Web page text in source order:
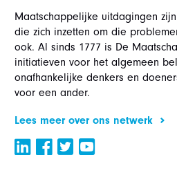
Maatschappelijke uitdagingen
die zich inzetten om die
ook. Al sinds 1777 is De
initiatieven voor het algemeen
onafhankelijke denkers en
voor een ander.
Lees meer over ons netwerk